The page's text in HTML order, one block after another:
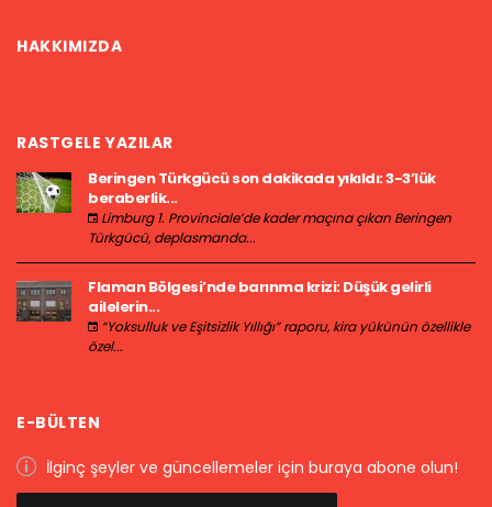
HAKKIMIZDA
RASTGELE YAZILAR
Beringen Türkgücü son dakikada yıkıldı: 3-3’lük
beraberlik...
Limburg 1. Provinciale’de kader maçına çıkan Beringen
Türkgücü, deplasmanda...
Flaman Bölgesi’nde barınma krizi: Düşük gelirli
ailelerin...
“Yoksulluk ve Eşitsizlik Yıllığı” raporu, kira yükünün özellikle
özel...
E-BÜLTEN
İlginç şeyler ve güncellemeler için buraya abone olun!